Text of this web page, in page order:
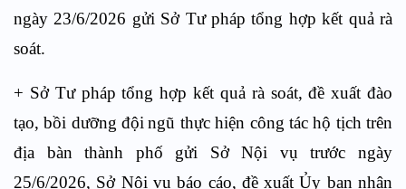
ngày 23/6/2026 gửi Sở Tư pháp tổng hợp kết quả rà
soát.
+ Sở Tư pháp tổng hợp kết quả rà soát, đề xuất đào
tạo, bồi dưỡng đội ngũ thực hiện công tác hộ tịch trên
địa bàn thành phố gửi Sở Nội vụ trước ngày
25/6/2026, Sở Nội vụ báo cáo, đề xuất Ủy ban nhân